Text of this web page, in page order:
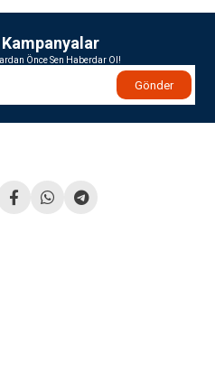
Önce Sen Haberdar Ol!
Gönder